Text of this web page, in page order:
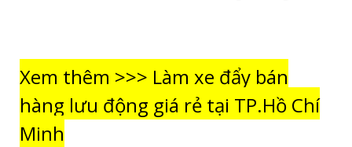
Xem thêm >>> Làm xe đẩy bán
hàng lưu động giá rẻ tại TP.Hồ Chí
Minh